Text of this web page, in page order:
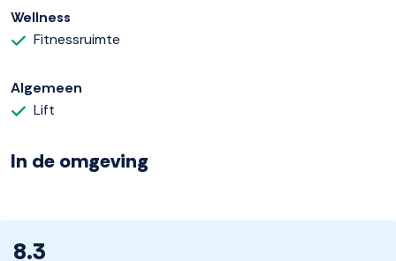
Wellness
Fitnessruimte
Algemeen
Lift
In de omgeving
8.3